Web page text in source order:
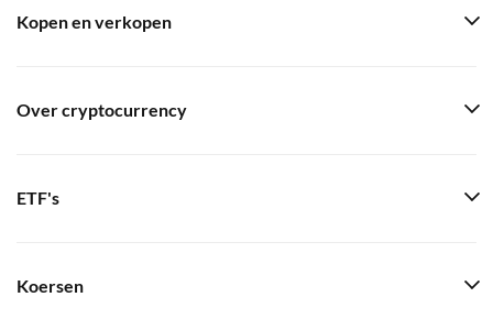
Kopen en verkopen
Over cryptocurrency
ETF's
Koersen